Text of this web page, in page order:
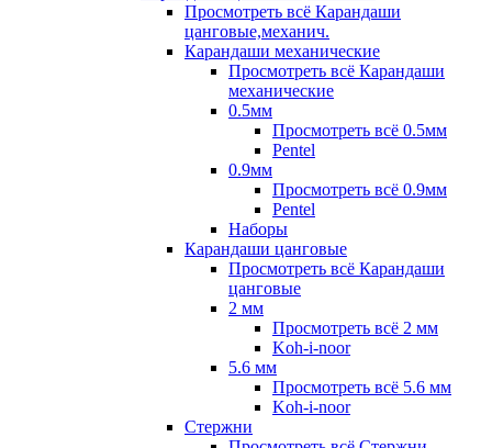
Просмотреть всё Карандаши
цанговые,механич.
Карандаши механические
Просмотреть всё Карандаши
механические
0.5мм
Просмотреть всё 0.5мм
Pentel
0.9мм
Просмотреть всё 0.9мм
Pentel
Наборы
Карандаши цанговые
Просмотреть всё Карандаши
цанговые
2 мм
Просмотреть всё 2 мм
Koh-i-noor
5.6 мм
Просмотреть всё 5.6 мм
Koh-i-noor
Стержни